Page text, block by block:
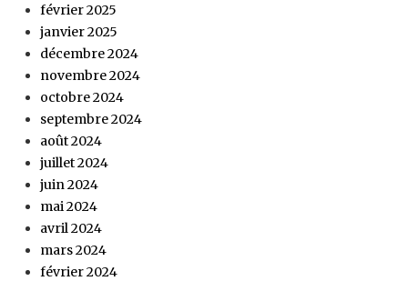
février 2025
janvier 2025
décembre 2024
novembre 2024
octobre 2024
septembre 2024
août 2024
juillet 2024
juin 2024
mai 2024
avril 2024
mars 2024
février 2024